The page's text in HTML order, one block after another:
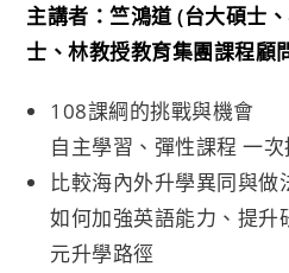
主講者：竺鴻道 (台大碩士
士、林教授教育集團課程顧
108課綱的挑戰與機會
自主學習、彈性課程 一
比較海內外升學異同與做
如何加強英語能力、提升
元升學路徑